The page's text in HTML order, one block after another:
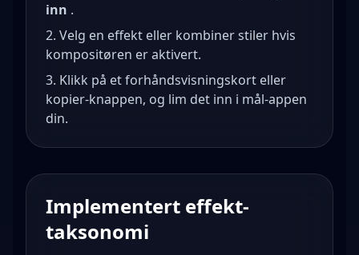
inn .
Velg en effekt eller kombiner stiler hvis
kompositøren er aktivert.
Klikk på et forhåndsvisningskort eller
kopier-knappen, og lim det inn i mål-appen
din.
Implementert effekt-
taksonomi